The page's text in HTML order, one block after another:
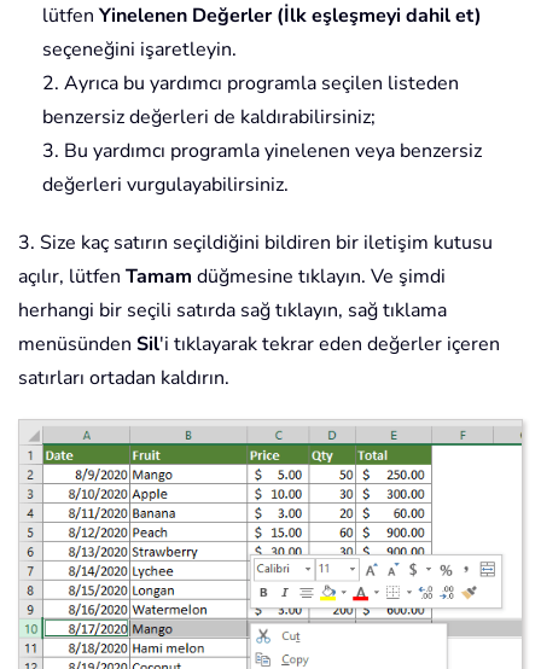
lütfen Yinelenen Değerler (İlk eşleşmeyi dahil et)
seçeneğini işaretleyin.
2. Ayrıca bu yardımcı programla seçilen listeden
benzersiz değerleri de kaldırabilirsiniz;
3. Bu yardımcı programla yinelenen veya benzersiz
değerleri vurgulayabilirsiniz.
3. Size kaç satırın seçildiğini bildiren bir iletişim kutusu
açılır, lütfen Tamam düğmesine tıklayın. Ve şimdi
herhangi bir seçili satırda sağ tıklayın, sağ tıklama
menüsünden Sil'i tıklayarak tekrar eden değerler içeren
satırları ortadan kaldırın.